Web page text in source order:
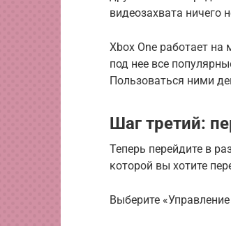
видеозахвата ничего
Xbox One работает
под нее все
Пользоваться ними
Шаг третий:
Теперь перейдите в
которой вы хотите
Выберите